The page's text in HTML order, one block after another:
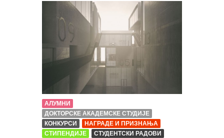
АЛУМНИ
ДОКТОРСКЕ АКАДЕМСКЕ СТУДИЈЕ
КОНКУРСИ
НАГРАДЕ И ПРИЗНАЊА
СТИПЕНДИЈЕ
СТУДЕНТСКИ РАДОВИ